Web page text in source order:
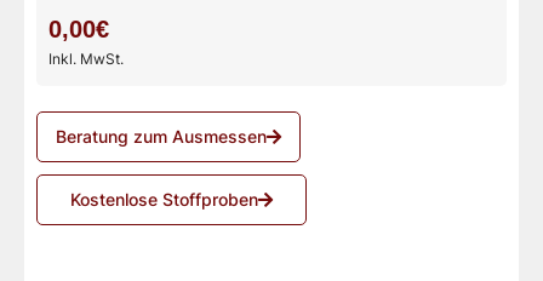
0,00€
Inkl. MwSt.
Beratung zum Ausmessen
Kostenlose Stoffproben